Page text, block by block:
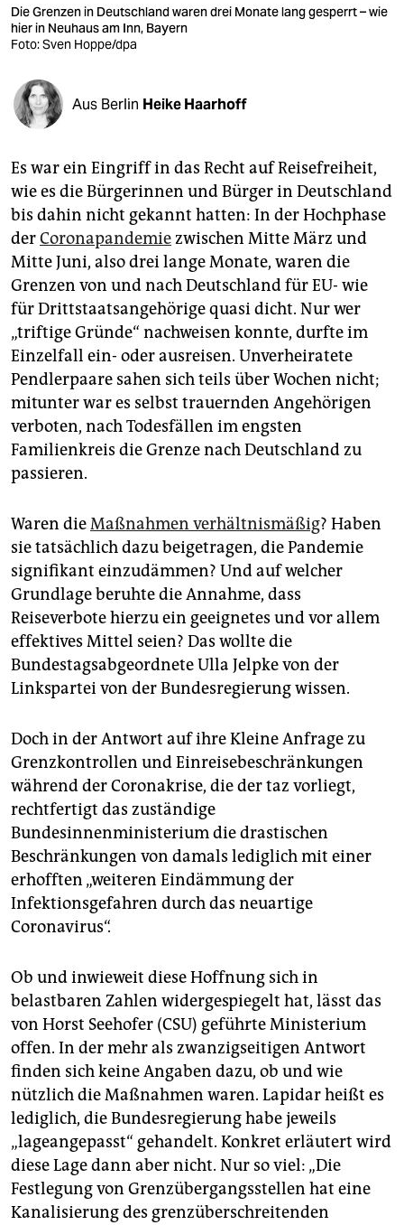
veranstaltungen
shop
fragen & hilfe
unterstützen
genossenschaft
epaper login
Die Grenzen in Deutschland waren drei Monate lang gesperrt – wie
hier in Neuhaus am Inn, Bayern
Foto: Sven Hoppe/dpa
Aus Berlin Heike Haarhoff
Es war ein Eingriff in das Recht auf Reisefreiheit,
wie es die Bürgerinnen und Bürger in Deutschland
bis dahin nicht gekannt hatten: In der Hochphase
derCoronapandemiezwischen Mitte März und
Mitte Juni, also drei lange Monate, waren die
Grenzen von und nach Deutschland für EU- wie
für Drittstaatsangehörige quasi dicht. Nur wer
„triftige Gründe“ nachweisen konnte, durfte im
Einzelfall ein- oder ausreisen. Unverheiratete
Pendlerpaare sahen sich teils über Wochen nicht;
mitunter war es selbst trauernden Angehörigen
verboten, nach Todesfällen im engsten
Familienkreis die Grenze nach Deutschland zu
passieren.
Waren dieMaßnahmen verhältnismäßig? Haben
sie tatsächlich dazu beigetragen, die Pandemie
signifikant einzudämmen? Und auf welcher
Grundlage beruhte die Annahme, dass
Reiseverbote hierzu ein geeignetes und vor allem
effektives Mittel seien? Das wollte die
Bundestagsabgeordnete Ulla Jelpke von der
Linkspartei von der Bundesregierung wissen.
Doch in der Antwort auf ihre Kleine Anfrage zu
Grenzkontrollen und Einreisebeschränkungen
während der Coronakrise, die der taz vorliegt,
rechtfertigt das zuständige
Bundesinnenministerium die drastischen
Beschränkungen von damals lediglich mit einer
erhofften „weiteren Eindämmung der
Infektionsgefahren durch das neuartige
Coronavirus“.
Ob und inwieweit diese Hoffnung sich in
belastbaren Zahlen widergespiegelt hat, lässt das
von Horst Seehofer (CSU) geführte Ministerium
offen. In der mehr als zwanzigseitigen Antwort
finden sich keine Angaben dazu, ob und wie
nützlich die Maßnahmen waren. Lapidar heißt es
lediglich, die Bundesregierung habe jeweils
„lageangepasst“ gehandelt. Konkret erläutert wird
diese Lage dann aber nicht. Nur so viel: „Die
Festlegung von Grenzübergangsstellen hat eine
Kanalisierung des grenzüberschreitenden